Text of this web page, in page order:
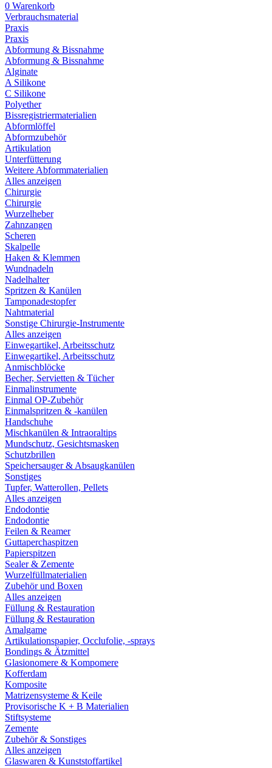
0 Warenkorb
Verbrauchsmaterial
Praxis
Praxis
Abformung & Bissnahme
Abformung & Bissnahme
Alginate
A Silikone
C Silikone
Polyether
Bissregistriermaterialien
Abformlöffel
Abformzubehör
Artikulation
Unterfütterung
Weitere Abformmaterialien
Alles anzeigen
Chirurgie
Chirurgie
Wurzelheber
Zahnzangen
Scheren
Skalpelle
Haken & Klemmen
Wundnadeln
Nadelhalter
Spritzen & Kanülen
Tamponadestopfer
Nahtmaterial
Sonstige Chirurgie-Instrumente
Alles anzeigen
Einwegartikel, Arbeitsschutz
Einwegartikel, Arbeitsschutz
Anmischblöcke
Becher, Servietten & Tücher
Einmalinstrumente
Einmal OP-Zubehör
Einmalspritzen & -kanülen
Handschuhe
Mischkanülen & Intraoraltips
Mundschutz, Gesichtsmasken
Schutzbrillen
Speichersauger & Absaugkanülen
Sonstiges
Tupfer, Watterollen, Pellets
Alles anzeigen
Endodontie
Endodontie
Feilen & Reamer
Guttaperchaspitzen
Papierspitzen
Sealer & Zemente
Wurzelfüllmaterialien
Zubehör und Boxen
Alles anzeigen
Füllung & Restauration
Füllung & Restauration
Amalgame
Artikulationspapier, Occlufolie, -sprays
Bondings & Ätzmittel
Glasionomere & Kompomere
Kofferdam
Komposite
Matrizensysteme & Keile
Provisorische K + B Materialien
Stiftsysteme
Zemente
Zubehör & Sonstiges
Alles anzeigen
Glaswaren & Kunststoffartikel